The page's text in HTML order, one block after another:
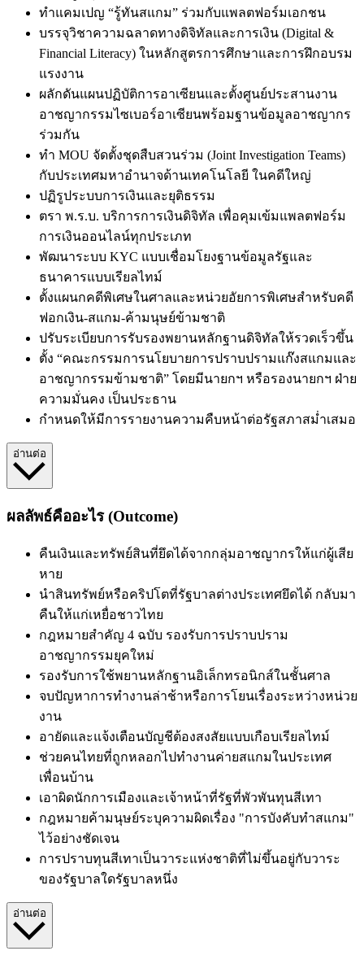
ทำแคมเปญ “รู้ทันสแกม” ร่วมกับแพลตฟอร์มเอกชน
บรรจุวิชาความฉลาดทางดิจิทัลและการเงิน (Digital &
Financial Literacy) ในหลักสูตรการศึกษาและการฝึกอบรม
แรงงาน
ผลักดันแผนปฏิบัติการอาเซียนและตั้งศูนย์ประสานงาน
อาชญากรรมไซเบอร์อาเซียนพร้อมฐานข้อมูลอาชญากร
ร่วมกัน
ทำ MOU จัดตั้งชุดสืบสวนร่วม (Joint Investigation Teams)
กับประเทศมหาอำนาจด้านเทคโนโลยี ในคดีใหญ่
ปฏิรูประบบการเงินและยุติธรรม
ตรา พ.ร.บ. บริการการเงินดิจิทัล เพื่อคุมเข้มแพลตฟอร์ม
การเงินออนไลน์ทุกประเภท
พัฒนาระบบ KYC แบบเชื่อมโยงฐานข้อมูลรัฐและ
ธนาคารแบบเรียลไทม์
ตั้งแผนกคดีพิเศษในศาลและหน่วยอัยการพิเศษสำหรับคดี
ฟอกเงิน-สแกม-ค้ามนุษย์ข้ามชาติ
ปรับระเบียบการรับรองพยานหลักฐานดิจิทัลให้รวดเร็วขึ้น
ตั้ง “คณะกรรมการนโยบายการปราบปรามแก๊งสแกมและ
อาชญากรรมข้ามชาติ” โดยมีนายกฯ หรือรองนายกฯ ฝ่าย
ความมั่นคง เป็นประธาน
กำหนดให้มีการรายงานความคืบหน้าต่อรัฐสภาสม่ำเสมอ
อ่านต่อ
ผลลัพธ์คืออะไร (Outcome)
คืนเงินและทรัพย์สินที่ยึดได้จากกลุ่มอาชญากรให้แก่ผู้เสีย
หาย
นำสินทรัพย์หรือคริปโตที่รัฐบาลต่างประเทศยึดได้ กลับมา
คืนให้แก่เหยื่อชาวไทย
กฎหมายสำคัญ 4 ฉบับ รองรับการปราบปราม
อาชญากรรมยุคใหม่
รองรับการใช้พยานหลักฐานอิเล็กทรอนิกส์ในชั้นศาล
จบปัญหาการทำงานล่าช้าหรือการโยนเรื่องระหว่างหน่วย
งาน
อายัดและแจ้งเตือนบัญชีต้องสงสัยแบบเกือบเรียลไทม์
ช่วยคนไทยที่ถูกหลอกไปทำงานค่ายสแกมในประเทศ
เพื่อนบ้าน
เอาผิดนักการเมืองและเจ้าหน้าที่รัฐที่พัวพันทุนสีเทา
กฎหมายค้ามนุษย์ระบุความผิดเรื่อง "การบังคับทำสแกม"
ไว้อย่างชัดเจน
การปราบทุนสีเทาเป็นวาระแห่งชาติที่ไม่ขึ้นอยู่กับวาระ
ของรัฐบาลใดรัฐบาลหนึ่ง
อ่านต่อ